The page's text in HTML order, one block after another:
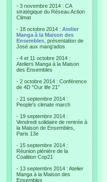
- 3 novembre 2014 : CA
stratégique du Réseau Action
Climat
- 18 octobre 2014 : Atelier
Manga à la Maison des
Ensembles , présentation de
José aux mang'ados
- 4 et 11 octobre 2014 :
Ateliers Manga à la Maison
des Ensembles
- 2 octobre 2014 : Conférence
de 4D "Our life 21"
- 21 septembre 2014 :
People's climate march
- 19 septembre 2014 :
Vendredi solidaire de rentrée à
la Maison de Ensembles,
Paris 13e
- 15 septembre 2014 :
Réunion plénière de la
Coalition Cop21
- 13 septembre 2014 : Atelier
Manga à la Maison des
Ensembles